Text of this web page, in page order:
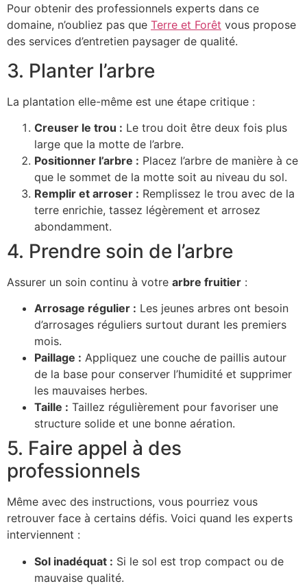
Pour obtenir des professionnels experts dans ce
domaine, n’oubliez pas que Terre et Forêt vous propose
des services d’entretien paysager de qualité.
3. Planter l’arbre
La plantation elle-même est une étape critique :
Creuser le trou : Le trou doit être deux fois plus
large que la motte de l’arbre.
Positionner l’arbre : Placez l’arbre de manière à ce
que le sommet de la motte soit au niveau du sol.
Remplir et arroser : Remplissez le trou avec de la
terre enrichie, tassez légèrement et arrosez
abondamment.
4. Prendre soin de l’arbre
Assurer un soin continu à votre arbre fruitier :
Arrosage régulier : Les jeunes arbres ont besoin
d’arrosages réguliers surtout durant les premiers
mois.
Paillage : Appliquez une couche de paillis autour
de la base pour conserver l’humidité et supprimer
les mauvaises herbes.
Taille : Taillez régulièrement pour favoriser une
structure solide et une bonne aération.
5. Faire appel à des
professionnels
Même avec des instructions, vous pourriez vous
retrouver face à certains défis. Voici quand les experts
interviennent :
Sol inadéquat : Si le sol est trop compact ou de
mauvaise qualité.